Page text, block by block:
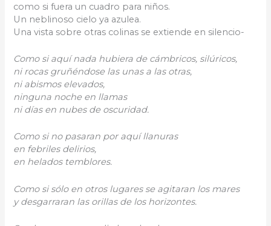
como si fuera un cuadro para niños.
Un neblinoso cielo ya azulea.
Una vista sobre otras colinas se extiende en silencio-
Como si aquí nada hubiera de cámbricos, silúricos,
ni rocas gruñéndose las unas a las otras,
ni abismos elevados,
ninguna noche en llamas
ni días en nubes de oscuridad.
Como si no pasaran por aquí llanuras
en febriles delirios,
en helados temblores.
Como si sólo en otros lugares se agitaran los mares
y desgarraran las orillas de los horizontes.